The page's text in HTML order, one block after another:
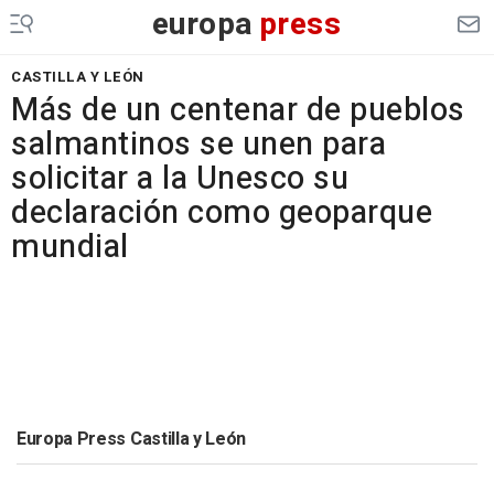
europa press
CASTILLA Y LEÓN
Más de un centenar de pueblos
salmantinos se unen para
solicitar a la Unesco su
declaración como geoparque
mundial
Europa Press Castilla y León